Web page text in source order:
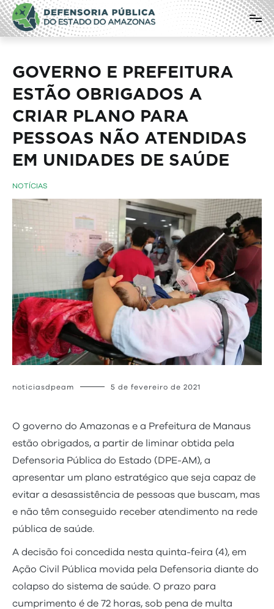
Pular
para
o
conteúdo
Defensoria Pública do Estado do
Amazonas
GOVERNO E PREFEITURA
ESTÃO OBRIGADOS A
CRIAR PLANO PARA
PESSOAS NÃO ATENDIDAS
EM UNIDADES DE SAÚDE
NOTÍCIAS
noticiasdpeam 5 de fevereiro de 2021
O governo do Amazonas e a Prefeitura de Manaus
estão obrigados, a partir de liminar obtida pela
Defensoria Pública do Estado (DPE-AM), a
apresentar um plano estratégico que seja capaz de
evitar a desassistência de pessoas que buscam, mas
e não têm conseguido receber atendimento na rede
pública de saúde.
A decisão foi concedida nesta quinta-feira (4), em
Ação Civil Pública movida pela Defensoria diante do
colapso do sistema de saúde. O prazo para
cumprimento é de 72 horas, sob pena de multa